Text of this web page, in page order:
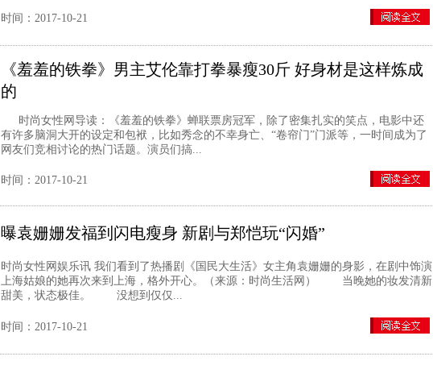
时间：2017-10-21
《羞羞的铁拳》男主艾伦靠打拳暴瘦30斤 好身材是这样炼成
的
时尚女性网导读：《羞羞的铁拳》蝉联票房冠军，除了密集扎实的笑点，电影中还
有许多脑洞大开的设定和包袱，比如秀念的不幸身亡、“卷帘门”门派等，一时间成为了
网友们竞相讨论的热门话题。演员们搞...
时间：2017-10-21
曝袁姗姗发福到闪电瘦身 新剧与郑恺玩“闪婚”
时尚女性网娱乐讯 我们看到了热播剧《国民大生活》女主角袁姗姗的身影，在剧中饰演
上海姑娘的她再次来到上海，格外开心。（来源：时尚生活网） 当晚她的妆发清新
甜美，状态极佳。 没想到仅仅...
时间：2017-10-21